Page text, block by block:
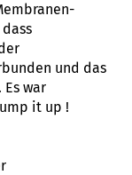
und das
war
it up !